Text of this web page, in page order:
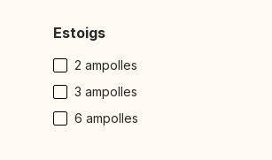
Estoigs
2 ampolles
3 ampolles
6 ampolles